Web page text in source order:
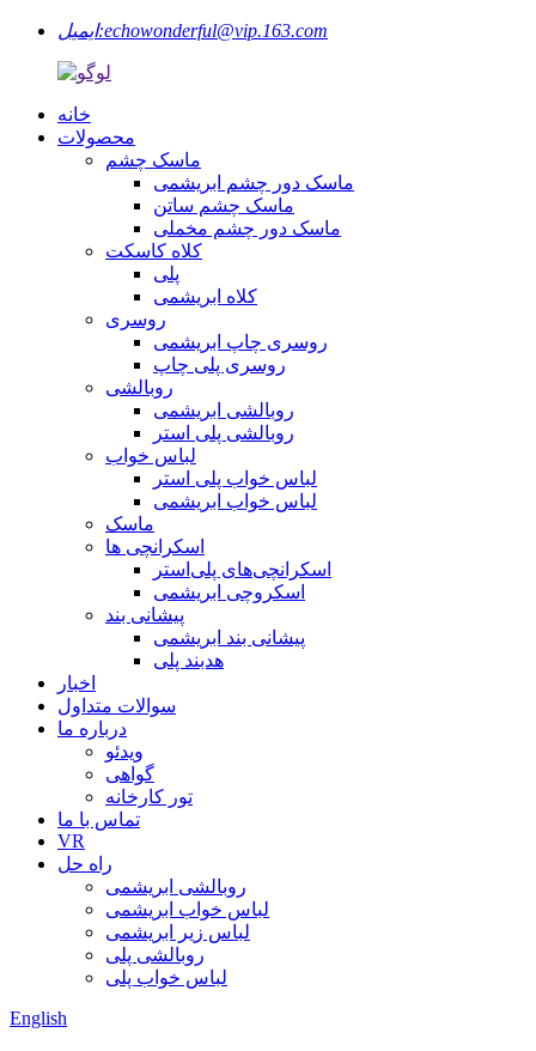
ایمیل:echowonderful@vip.163.com
خانه
محصولات
ماسک چشم
ماسک دور چشم ابریشمی
ماسک چشم ساتن
ماسک دور چشم مخملی
کلاه کاسکت
پلی
کلاه ابریشمی
روسری
روسری چاپ ابریشمی
روسری پلی چاپ
روبالشی
روبالشی ابریشمی
روبالشی پلی استر
لباس خواب
لباس خواب پلی استر
لباس خواب ابریشمی
ماسک
اسکرانچی ها
اسکرانچی‌های پلی‌استر
اسکروچی ابریشمی
پیشانی بند
پیشانی بند ابریشمی
هدبند پلی
اخبار
سوالات متداول
درباره ما
ویدئو
گواهی
تور کارخانه
تماس با ما
VR
راه حل
روبالشی ابریشمی
لباس خواب ابریشمی
لباس زیر ابریشمی
روبالشی پلی
لباس خواب پلی
English